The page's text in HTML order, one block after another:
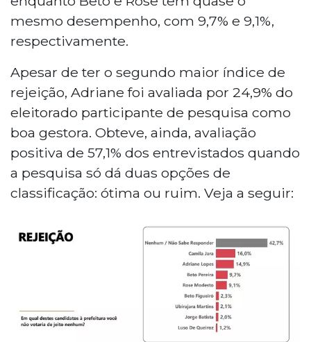
mesmo desempenho, com 9,7% e 9,1%,
respectivamente.
Apesar de ter o segundo maior índice de
rejeição, Adriane foi avaliada por 24,9% do
eleitorado participante de pesquisa como
boa gestora. Obteve, ainda, avaliação
positiva de 57,1% dos entrevistados quando
a pesquisa só dá duas opções de
classificação: ótima ou ruim. Veja a seguir: